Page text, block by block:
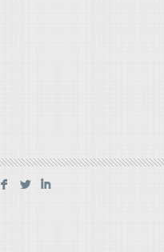
F L I